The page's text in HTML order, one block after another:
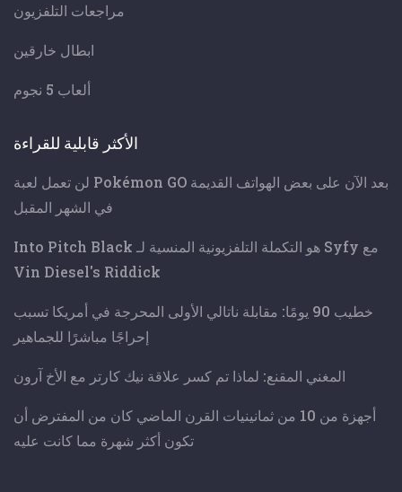
مراجعات التلفزيون
ابطال خارقين
ألعاب 5 نجوم
الأكثر قابلية للقراءة
لن تعمل لعبة Pokémon GO بعد الآن على بعض الهواتف القديمة
في الشهر المقبل
Into Pitch Black هو التكملة التلفزيونية المنسية لـ Syfy مع
Vin Diesel's Riddick
خطيب 90 يومًا: مقابلة ناتالي الأولى المحرجة في أمريكا تسبب
إحراجًا مباشرًا للجماهير
المغني المقنع: لماذا تم كسر علاقة نيك كارتر مع الأخ آرون
أجهزة من 10 من ثمانينيات القرن الماضي كان من المفترض أن
تكون أكثر شهرة مما كانت عليه